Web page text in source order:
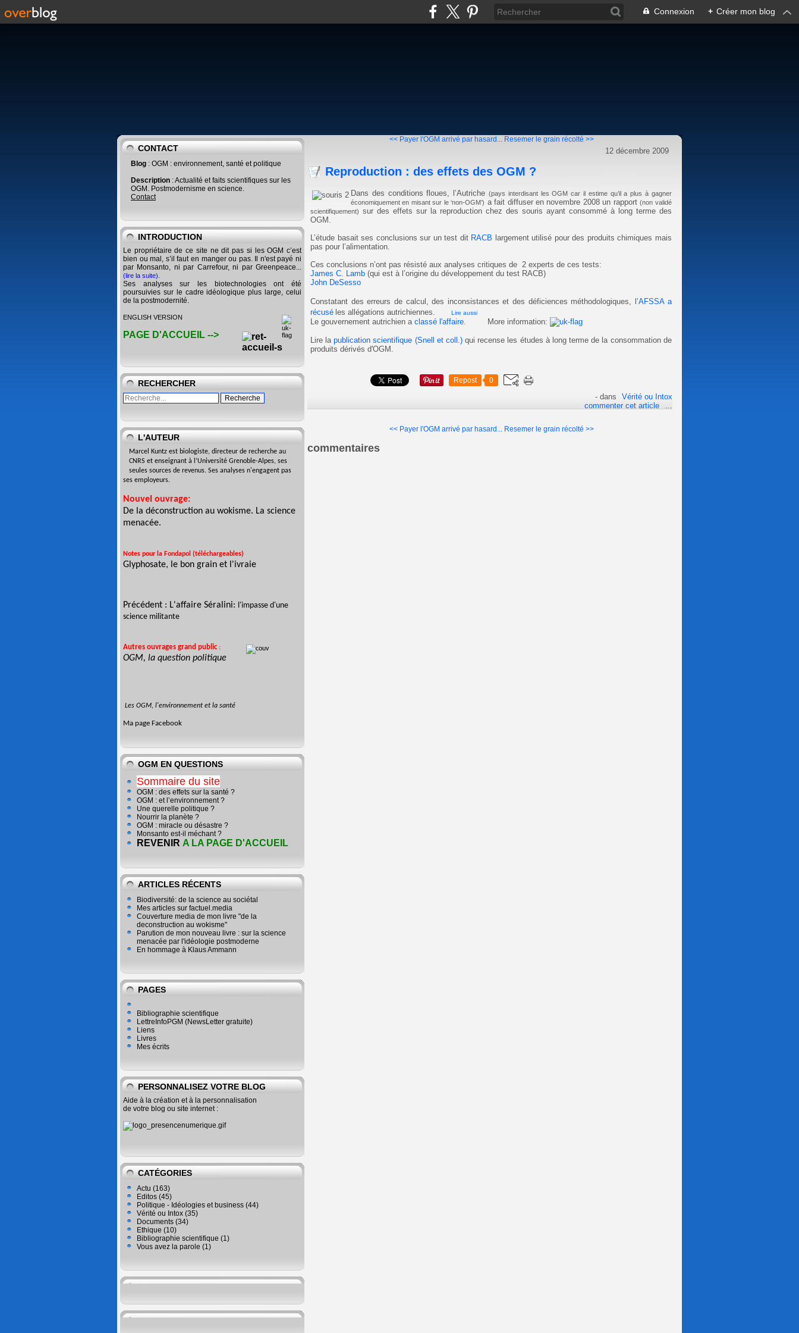
Connexion + Créer mon blog
CONTACT
Blog : OGM : environnement, santé et politique
Description : Actualité et faits scientifiques sur les
OGM. Postmodernisme en science.
Contact
INTRODUCTION
Le propriétaire de ce site ne dit pas si les OGM c’est
bien ou mal, s’il faut en manger ou pas. Il n'est payé ni
par Monsanto, ni par Carrefour, ni par Greenpeace...
(lire la suite)
Ses analyses sur les biotechnologies ont été
poursuivies sur le cadre idéologique plus large, celui
de la postmodernité.
ENGLISH VERSION
PAGE D'ACCUEIL -->
RECHERCHER
L'AUTEUR
Marcel Kuntz est biologiste, directeur de recherche au
CNRS et enseignant à l’Université Grenoble-Alpes, ses
seules sources de revenus. Ses analyses n'engagent pas
ses employeurs.
Nouvel ouvrage:
De la déconstruction au wokisme. La science
menacée.
Notes pour la Fondapol (téléchargeables)
Glyphosate, le bon grain et l'ivraie
Précédent : L'affaire Séralini: l'impasse d'une
science militante
Autres ouvrages grand public :
OGM, la question politique
Les OGM, l'environnement et la santé
Ma page Facebook
OGM EN QUESTIONS
Sommaire du site
OGM : des effets sur la santé ?
OGM : et l’environnement ?
Une querelle politique ?
Nourrir la planète ?
OGM : miracle ou désastre ?
Monsanto est-il méchant ?
REVENIR A LA PAGE D'ACCUEIL
ARTICLES RÉCENTS
Biodiversité: de la science au sociétal
Mes articles sur factuel.media
Couverture media de mon livre "de la
deconstruction au wokisme"
Parution de mon nouveau livre : sur la science
menacée par l'idéologie postmoderne
En hommage à Klaus Ammann
PAGES
Bibliographie scientifique
LettreInfoPGM (NewsLetter gratuite)
Liens
Livres
Mes écrits
PERSONNALISEZ VOTRE BLOG
Aide à la création et à la personnalisation
de votre blog ou site internet :
CATÉGORIES
Actu (163)
Editos (45)
Politique - Idéologies et business (44)
Vérité ou Intox (35)
Documents (34)
Ethique (10)
Bibliographie scientifique (1)
Vous avez la parole (1)
<< Payer l'OGM arrivé par hasard... Resemer le grain récolté >>
12 décembre 2009
Reproduction : des effets des OGM ?
Dans des conditions floues, l’Autriche (pays interdisant les OGM car il estime qu’il a plus à gagner
économiquement en misant sur le ‘non-OGM’) a fait diffuser en novembre 2008 un rapport (non validé
scientifiquement) sur des effets sur la reproduction chez des souris ayant consommé à long terme des
OGM.
L’étude basait ses conclusions sur un test dit RACB largement utilisé pour des produits chimiques mais
pas pour l’alimentation.
Ces conclusions n’ont pas résisté aux analyses critiques de 2 experts de ces tests:
James C. Lamb (qui est à l’origine du développement du test RACB)
John DeSesso
Constatant des erreurs de calcul, des inconsistances et des déficiences méthodologiques, l’AFSSA a
récusé les allégations autrichiennes. Lire aussi
Le gouvernement autrichien a classé l'affaire More information:
Lire lapublication scientifique (Snell et coll.)qui recense les études à long terme de la consommation de
produits dérivés d'OGM.
Repost 0
-dans
Vérité ou Intox
commenter cet article
<< Payer l'OGM arrivé par hasard... Resemer le grain récolté >>
commentaires